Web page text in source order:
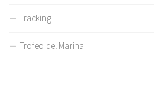
Tracking
Trofeo del Marina